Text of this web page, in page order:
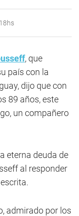
, que
país con la
dijo que con
89 años, este
un compañero
eterna deuda de
al responder
admirado por los